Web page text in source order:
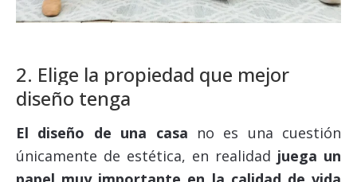
2. Elige la propiedad que mejor
diseño tenga
El diseño de una casa no es una cuestión
únicamente de estética, en realidad juega un